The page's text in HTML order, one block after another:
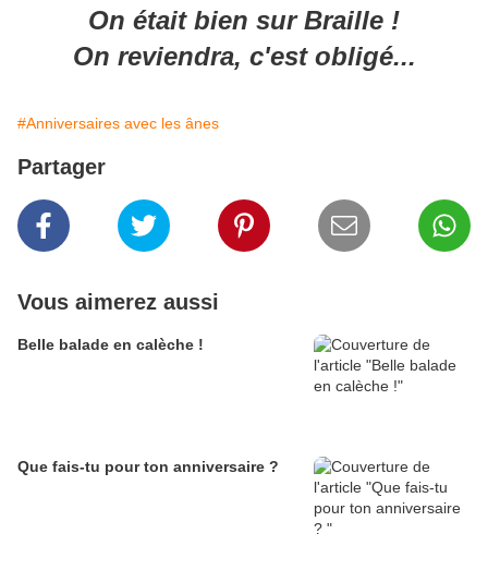
On était bien sur Braille !
On reviendra, c'est obligé...
#Anniversaires avec les ânes
Partager
Vous aimerez aussi
Belle balade en calèche !
Que fais-tu pour ton anniversaire ?